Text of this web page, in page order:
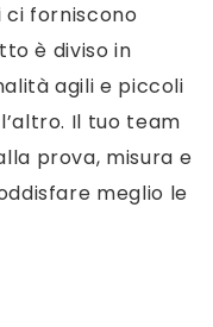
ci forniscono
è diviso in
agili e piccoli
Il tuo team
prova, misura e
meglio le